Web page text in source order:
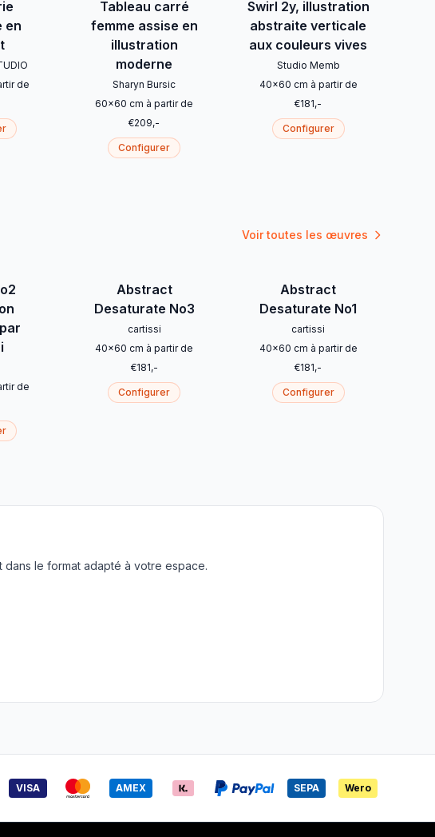
en
de
Tableau carré
femme assise en
illustration
moderne
Sharyn Bursic
60x60 cm à partir de
€209,-
Configurer
Swirl 2y, illustration
abstraite verticale
aux couleurs vives
Studio Memb
40x60 cm à partir de
€181,-
Configurer
Voir toutes les œuvres
de
Abstract
Desaturate No3
cartissi
40x60 cm à partir de
€181,-
Configurer
Abstract
Desaturate No1
cartissi
40x60 cm à partir de
€181,-
Configurer
le format adapté à votre espace.
VISA AMEX SEPA Wero